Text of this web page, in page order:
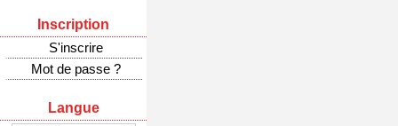
Inscription
S'inscrire
Mot de passe ?
Langue